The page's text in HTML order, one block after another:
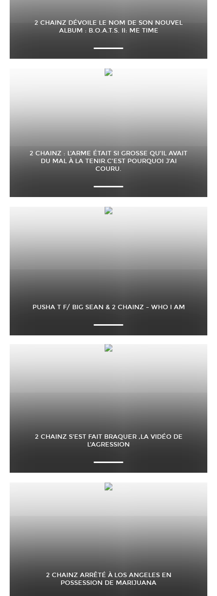
2 CHAINZ DÉVOILE LE NOM DE SON NOUVEL
ALBUM : B.O.A.T.S. II: ME TIME
2 CHAINZ : L’ARME ÉTAIT SI GROSSE QU’IL AVAIT
DU MAL À LA TENIR.C’EST POURQUOI J’AI
COURU.
PUSHA T F/ BIG SEAN & 2 CHAINZ – WHO I AM
2 CHAINZ S’EST FAIT BRAQUER ,LA VIDÉO DE
L’AGRESSION
2 CHAINZ ARRÊTÉ À LOS ANGELES EN
POSSESSION DE MARIJUANA